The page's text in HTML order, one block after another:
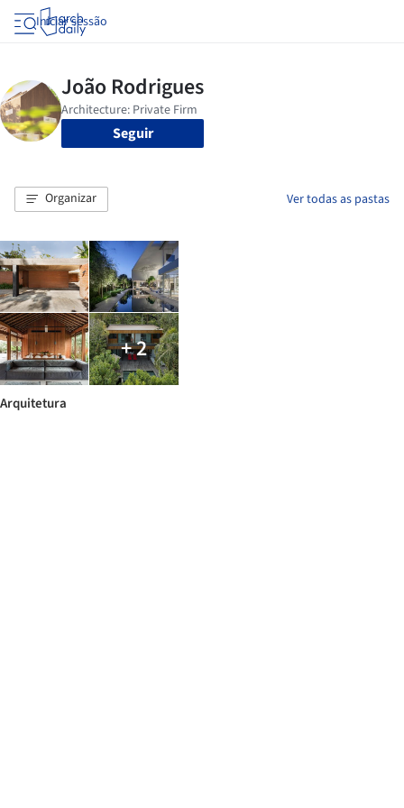
Iniciar sessão
Seguir
Organizar Ver todas as pastas
+ 2
Arquitetura